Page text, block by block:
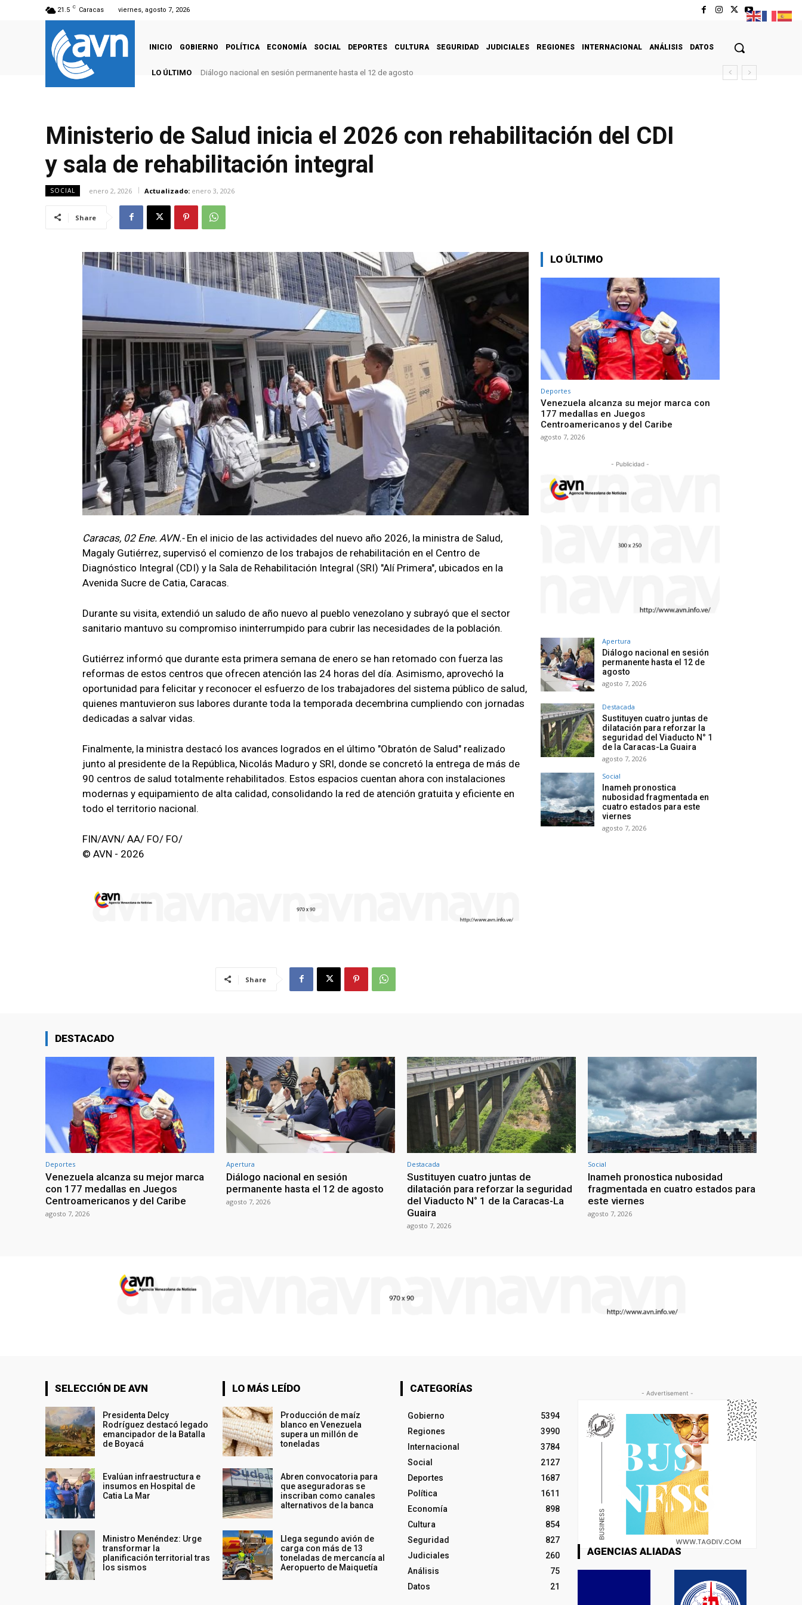
21.5 C Caracas viernes, agosto 7, 2026
INICIO GOBIERNO POLÍTICA ECONOMÍA SOCIAL DEPORTES CULTURA SEGURIDAD JUDICIALES REGIONES INTERNACIONAL ANÁLISIS DATOS
LO ÚLTIMO Diálogo nacional en sesión permanente hasta el 12 de agosto
Ministerio de Salud inicia el 2026 con rehabilitación del CDI
y sala de rehabilitación integral
SOCIAL enero 2, 2026 Actualizado: enero 3, 2026
Share
Caracas, 02 Ene. AVN.- En el inicio de las actividades del nuevo año 2026, la ministra de Salud,
Magaly Gutiérrez, supervisó el comienzo de los trabajos de rehabilitación en el Centro de
Diagnóstico Integral (CDI) y la Sala de Rehabilitación Integral (SRI) "Alí Primera", ubicados en la
Avenida Sucre de Catia, Caracas.
Durante su visita, extendió un saludo de año nuevo al pueblo venezolano y subrayó que el sector
sanitario mantuvo su compromiso ininterrumpido para cubrir las necesidades de la población.
Gutiérrez informó que durante esta primera semana de enero se han retomado con fuerza las
reformas de estos centros que ofrecen atención las 24 horas del día. Asimismo, aprovechó la
oportunidad para felicitar y reconocer el esfuerzo de los trabajadores del sistema público de salud,
quienes mantuvieron sus labores durante toda la temporada decembrina cumpliendo con jornadas
dedicadas a salvar vidas.
Finalmente, la ministra destacó los avances logrados en el último "Obratón de Salud" realizado
junto al presidente de la República, Nicolás Maduro y SRI, donde se concretó la entrega de más de
90 centros de salud totalmente rehabilitados. Estos espacios cuentan ahora con instalaciones
modernas y equipamiento de alta calidad, consolidando la red de atención gratuita y eficiente en
todo el territorio nacional.
FIN/AVN/ AA/ FO/ FO/
© AVN - 2026
Share
LO ÚLTIMO
Deportes
Venezuela alcanza su mejor marca con
177 medallas en Juegos
Centroamericanos y del Caribe
agosto 7, 2026
- Publicidad -
Apertura
Diálogo nacional en sesión
permanente hasta el 12 de
agosto
agosto 7, 2026
Destacada
Sustituyen cuatro juntas de
dilatación para reforzar la
seguridad del Viaducto N° 1
de la Caracas-La Guaira
agosto 7, 2026
Social
Inameh pronostica
nubosidad fragmentada en
cuatro estados para este
viernes
agosto 7, 2026
DESTACADO
Deportes
Venezuela alcanza su mejor marca
con 177 medallas en Juegos
Centroamericanos y del Caribe
agosto 7, 2026
Apertura
Diálogo nacional en sesión
permanente hasta el 12 de agosto
agosto 7, 2026
Destacada
Sustituyen cuatro juntas de
dilatación para reforzar la seguridad
del Viaducto N° 1 de la Caracas-La
Guaira
agosto 7, 2026
Social
Inameh pronostica nubosidad
fragmentada en cuatro estados para
este viernes
agosto 7, 2026
SELECCIÓN DE AVN
Presidenta Delcy
Rodríguez destacó legado
emancipador de la Batalla
de Boyacá
Evalúan infraestructura e
insumos en Hospital de
Catia La Mar
Ministro Menéndez: Urge
transformar la
planificación territorial tras
los sismos
LO MÁS LEÍDO
Producción de maíz
blanco en Venezuela
supera un millón de
toneladas
Abren convocatoria para
que aseguradoras se
inscriban como canales
alternativos de la banca
Llega segundo avión de
carga con más de 13
toneladas de mercancía al
Aeropuerto de Maiquetía
CATEGORÍAS
Gobierno
5394
Regiones
3990
Internacional
3784
Social
2127
Deportes
1687
Política
1611
Economía
898
Cultura
854
Seguridad
827
Judiciales
260
Análisis
75
Datos
21
- Advertisement -
AGENCIAS ALIADAS